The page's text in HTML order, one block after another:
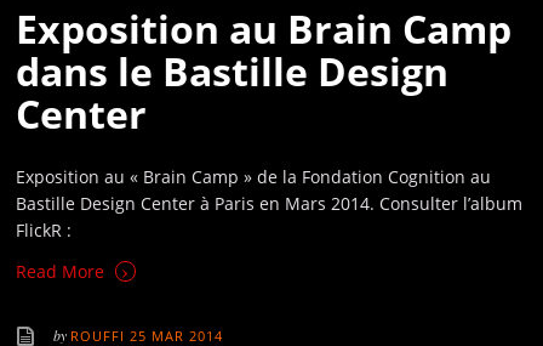
Exposition au Brain Camp
dans le Bastille Design
Center
Exposition au « Brain Camp » de la Fondation Cognition au
Bastille Design Center à Paris en Mars 2014. Consulter l’album
FlickR :
Read More
›
by ROUFFI 25 MAR 2014